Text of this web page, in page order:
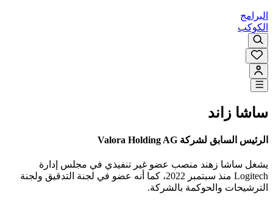
البرامج
الكوكب
ساشا زاند
الرئيس السابق لشركة Valora Holding AG
يشغل ساشا زهند منصب عضو غير تنفيذي في مجلس إدارة
Logitech منذ سبتمبر 2022، كما أنه عضو في لجنة التدقيق ولجنة
الترشيحات والحوكمة بالشركة.